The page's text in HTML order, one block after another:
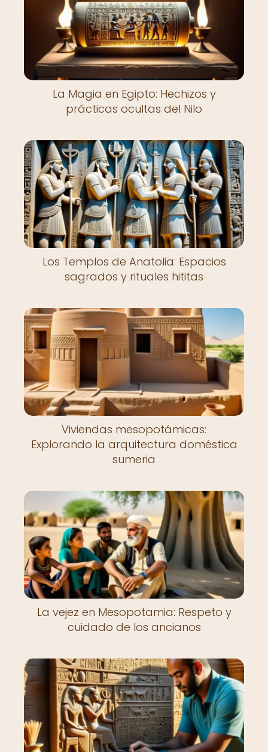
La Magia en Egipto: Hechizos y
prácticas ocultas del Nilo
Los Templos de Anatolia: Espacios
sagrados y rituales hititas
Viviendas mesopotámicas:
Explorando la arquitectura doméstica
sumeria
La vejez en Mesopotamia: Respeto y
cuidado de los ancianos